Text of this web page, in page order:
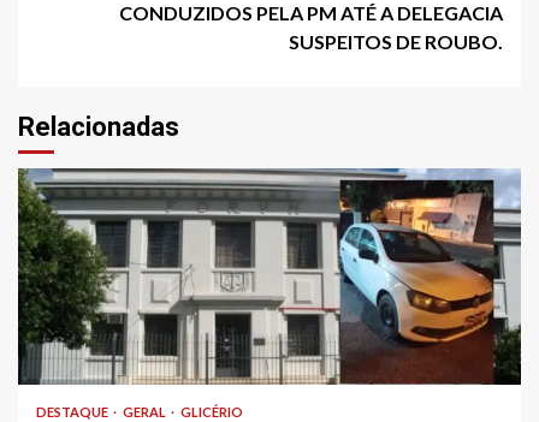
CONDUZIDOS PELA PM ATÉ A DELEGACIA
SUSPEITOS DE ROUBO.
Relacionadas
DESTAQUE GERAL GLICÉRIO